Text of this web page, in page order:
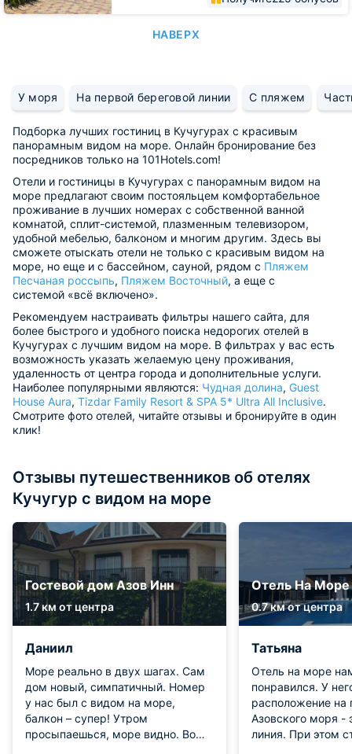
НАВЕРХ
У моря На первой береговой линии С пляжем
Подборка лучших гостиниц в Кучугурах с красивым
панорамным видом на море. Онлайн бронирование без
посредников только на 101Hotels.com!
Отели и гостиницы в Кучугурах с панорамным видом на
море предлагают своим постояльцем комфортабельное
проживание в лучших номерах с собственной ванной
комнатой, сплит-системой, плазменным телевизором,
удобной мебелью, балконом и многим другим. Здесь вы
сможете отыскать отели не только с красивым видом на
море, но еще и с бассейном, сауной, рядом с Пляжем
Песчаная россыпь, Пляжем Восточный, а еще с
системой «всё включено».
Рекомендуем настраивать фильтры нашего сайта, для
более быстрого и удобного поиска недорогих отелей в
Кучугурах с лучшим видом на море. В фильтрах у вас есть
возможность указать желаемую цену проживания,
удаленность от центра города и дополнительные услуги.
Наиболее популярными являются: Чудная долина, Guest
House Aura, Tizdar Family Resort & SPA 5* Ultra All Inclusive.
Смотрите фото отелей, читайте отзывы и бронируйте в один
клик!
Отзывы путешественников об отелях
Кучугур с видом на море
Гостевой дом Азов Инн
1.7 км от центра
Даниил
Море реально в двух шагах. Сам
дом новый, симпатичный. Номер
у нас был с видом на море,
балкон – супер! Утром
просыпаешься, море видно. Во
Отель На Море
0.7 км от центра
Татьяна
Отель на море
понравился. У
расположение на
Азовского моря -
линия. При этом